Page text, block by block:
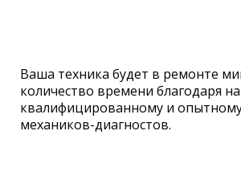
Ваша техника будет в ремонте
количество времени благодаря
квалифицированному и
механиков-диагностов.